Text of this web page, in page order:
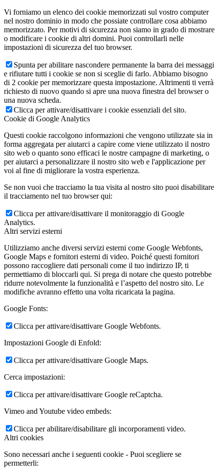
Vi forniamo un elenco dei cookie memorizzati sul vostro computer
nel nostro dominio in modo che possiate controllare cosa abbiamo
memorizzato. Per motivi di sicurezza non siamo in grado di mostrare
o modificare i cookie di altri domini. Puoi controllarli nelle
impostazioni di sicurezza del tuo browser.
Spunta per abilitare nascondere permanente la barra dei messaggi
e rifiutare tutti i cookie se non si sceglie di farlo. Abbiamo bisogno
di 2 cookie per memorizzare questa impostazione. Altrimenti ti verrà
richiesto di nuovo quando si apre una nuova finestra del browser o
una nuova scheda.
Clicca per attivare/disattivare i cookie essenziali del sito.
Cookie di Google Analytics
Questi cookie raccolgono informazioni che vengono utilizzate sia in
forma aggregata per aiutarci a capire come viene utilizzato il nostro
sito web o quanto sono efficaci le nostre campagne di marketing, o
per aiutarci a personalizzare il nostro sito web e l'applicazione per
voi al fine di migliorare la vostra esperienza.
Se non vuoi che tracciamo la tua visita al nostro sito puoi disabilitare
il tracciamento nel tuo browser qui:
Clicca per attivare/disattivare il monitoraggio di Google
Analytics.
Altri servizi esterni
Utilizziamo anche diversi servizi esterni come Google Webfonts,
Google Maps e fornitori esterni di video. Poiché questi fornitori
possono raccogliere dati personali come il tuo indirizzo IP, ti
permettiamo di bloccarli qui. Si prega di notare che questo potrebbe
ridurre notevolmente la funzionalità e l’aspetto del nostro sito. Le
modifiche avranno effetto una volta ricaricata la pagina.
Google Fonts:
Clicca per attivare/disattivare Google Webfonts.
Impostazioni Google di Enfold:
Clicca per attivare/disattivare Google Maps.
Cerca impostazioni:
Clicca per attivare/disattivare Google reCaptcha.
Vimeo and Youtube video embeds:
Clicca per abilitare/disabilitare gli incorporamenti video.
Altri cookies
Sono necessari anche i seguenti cookie - Puoi scegliere se
permetterli: